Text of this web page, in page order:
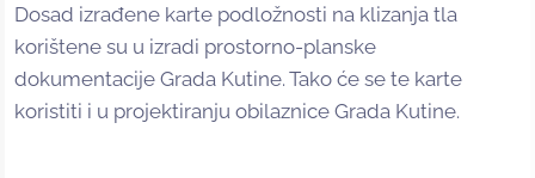
Dosad izrađene karte podložnosti na klizanja tla
korištene su u izradi prostorno-planske
dokumentacije Grada Kutine. Tako će se te karte
koristiti i u projektiranju obilaznice Grada Kutine.